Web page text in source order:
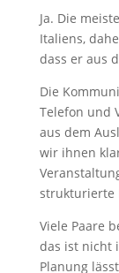
Ja. Die
Italiens,
dass er aus
Die
Telefon und
aus dem
wir ihnen
strukturierte
Viele Paare
das ist nicht
Planung